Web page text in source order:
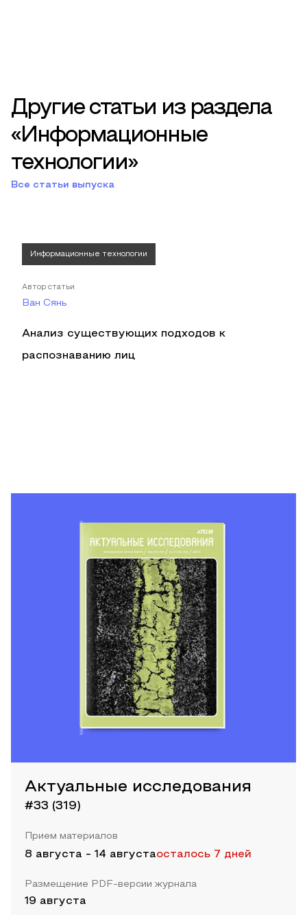
Другие статьи из раздела
«Информационные
технологии»
Все статьи выпуска
Информационные технологии
Автор статьи
Ван Сянь
Анализ существующих подходов к
распознаванию лиц
Актуальные исследования
#33 (319)
Прием материалов
8 августа - 14 августаосталось 7 дней
Размещение PDF-версии журнала
19 августа